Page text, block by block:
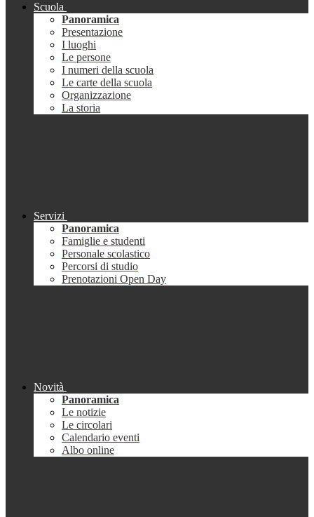
Scuola
Panoramica
Presentazione
I luoghi
Le persone
I numeri della scuola
Le carte della scuola
Organizzazione
La storia
Servizi
Panoramica
Famiglie e studenti
Personale scolastico
Percorsi di studio
Prenotazioni Open Day
Novità
Panoramica
Le notizie
Le circolari
Calendario eventi
Albo online